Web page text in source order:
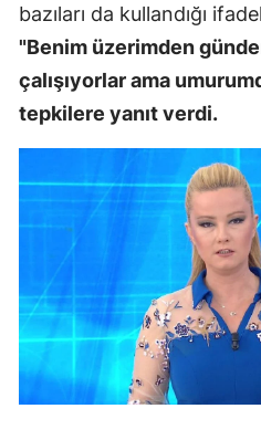
bazıları da kullandığı
"Benim üzerimden
çalışıyorlar ama
tepkilere yanıt verdi.